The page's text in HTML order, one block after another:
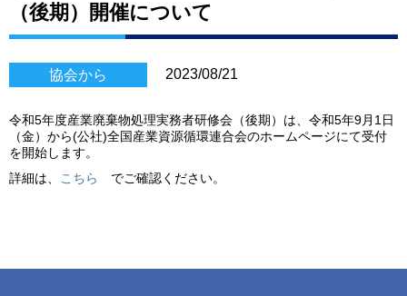
（後期）開催について
協会から 2023/08/21
令和5年度産業廃棄物処理実務者研修会（後期）は、令和5年9月1日
（金）から(公社)全国産業資源循環連合会のホームページにて受付
を開始します。
詳細は、
こちら でご確認ください。